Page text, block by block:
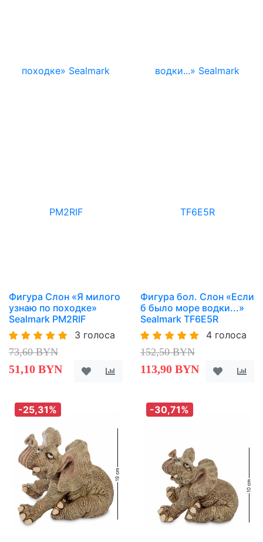
Фигура Слон «Я милого
узнаю по походке»
Sealmark PM2RIF
3 голоса
73,60 BYN
51,10 BYN
Фигура бол. Слон «Если
б было море водки...»
Sealmark TF6E5R
4 голоса
152,50 BYN
113,90 BYN
-25,31% -30,71%